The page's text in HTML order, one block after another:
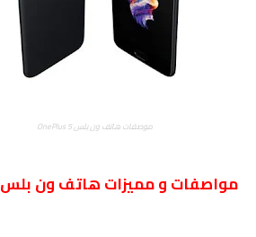
موصفات هاتف ون بلس OnePlus 5
مواصفات و مميزات هاتف ون بلس OnePlus 5